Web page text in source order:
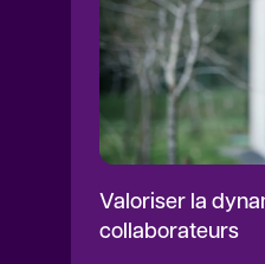
Valoriser la
collaborateurs